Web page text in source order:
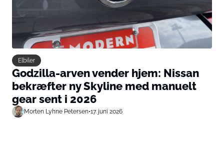
Elbiler
Godzilla-arven vender hjem: Nissan
bekræfter ny Skyline med manuelt
gear sent i 2026
Morten Lyhne Petersen•17. juni 2026